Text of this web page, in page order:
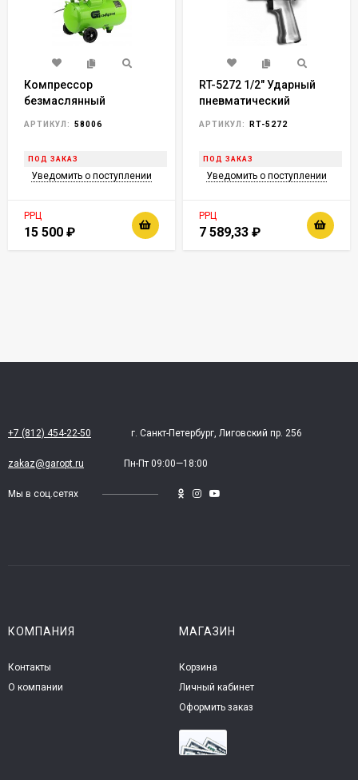
Компрессор
безмаслянный
АРТИКУЛ: 58006
ПОД ЗАКАЗ
Уведомить о поступлении
РРЦ
15 500 ₽
RT-5272 1/2" Ударный
пневматический
АРТИКУЛ: RT-5272
ПОД ЗАКАЗ
Уведомить о поступлении
РРЦ
7 589,33 ₽
+7 (812) 454-22-50 г. Санкт-Петербург, Лиговский пр. 256
zakaz@garopt.ru Пн-Пт 09:00—18:00
Мы в соц.сетях
КОМПАНИЯ
Контакты
О компании
МАГАЗИН
Корзина
Личный кабинет
Оформить заказ